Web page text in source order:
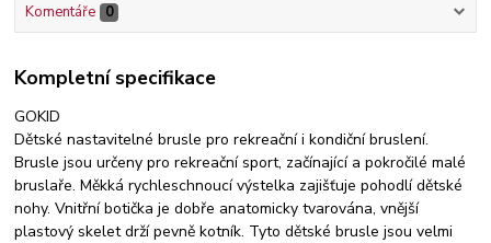
Komentáře 0
Kompletní specifikace
GOKID
Dětské nastavitelné brusle pro rekreační i kondiční bruslení.
Brusle jsou určeny pro rekreační sport, začínající a pokročilé malé
bruslaře. Měkká rychleschnoucí výstelka zajišťuje pohodlí dětské
nohy. Vnitřní botička je dobře anatomicky tvarována, vnější
plastový skelet drží pevně kotník. Tyto dětské brusle jsou velmi